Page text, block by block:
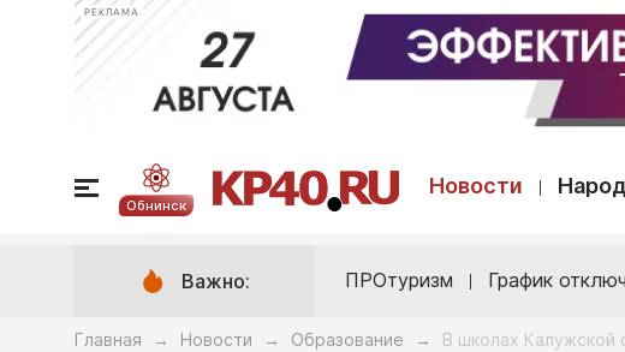
РЕКЛАМА
Обнинск
Новости
Важно: ПРОтуризм График
Главная → Новости → Образование → В школах Калужской